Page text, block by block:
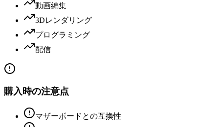
動画編集
3Dレンダリング
プログラミング
配信
購入時の注意点
マザーボードとの互換性